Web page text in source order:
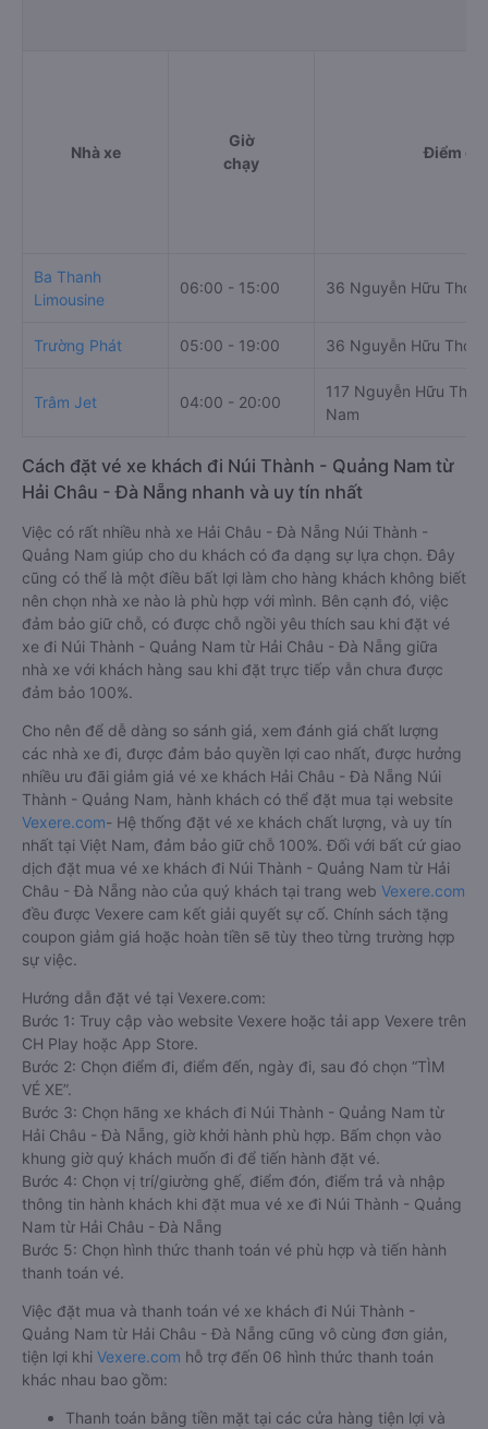
Nhà xe
Giờ
chạy
Điểm đi
Ba Thanh
Limousine
06:00 - 15:00 36 Nguyễn Hữu Thọ
Trường Phát 05:00 - 19:00 36 Nguyễn Hữu Thọ
Trâm Jet 04:00 - 20:00
117 Nguyễn Hữu Thọ,
Nam
Cách đặt vé xe khách đi Núi Thành - Quảng Nam từ
Hải Châu - Đà Nẵng nhanh và uy tín nhất
Việc có rất nhiều nhà xe Hải Châu - Đà Nẵng Núi Thành -
Quảng Nam giúp cho du khách có đa dạng sự lựa chọn. Đây
cũng có thể là một điều bất lợi làm cho hàng khách không biết
nên chọn nhà xe nào là phù hợp với mình. Bên cạnh đó, việc
đảm bảo giữ chỗ, có được chỗ ngồi yêu thích sau khi đặt vé
xe đi Núi Thành - Quảng Nam từ Hải Châu - Đà Nẵng giữa
nhà xe với khách hàng sau khi đặt trực tiếp vẫn chưa được
đảm bảo 100%.
Cho nên để dễ dàng so sánh giá, xem đánh giá chất lượng
các nhà xe đi, được đảm bảo quyền lợi cao nhất, được hưởng
nhiều ưu đãi giảm giá vé xe khách Hải Châu - Đà Nẵng Núi
Thành - Quảng Nam, hành khách có thể đặt mua tại website
Vexere.com- Hệ thống đặt vé xe khách chất lượng, và uy tín
nhất tại Việt Nam, đảm bảo giữ chỗ 100%. Đối với bất cứ giao
dịch đặt mua vé xe khách đi Núi Thành - Quảng Nam từ Hải
Châu - Đà Nẵng nào của quý khách tại trang web Vexere.com
đều được Vexere cam kết giải quyết sự cố. Chính sách tặng
coupon giảm giá hoặc hoàn tiền sẽ tùy theo từng trường hợp
sự việc.
Hướng dẫn đặt vé tại Vexere.com:
Bước 1: Truy cập vào website Vexere hoặc tải app Vexere trên
CH Play hoặc App Store.
Bước 2: Chọn điểm đi, điểm đến, ngày đi, sau đó chọn “TÌM
VÉ XE”.
Bước 3: Chọn hãng xe khách đi Núi Thành - Quảng Nam từ
Hải Châu - Đà Nẵng, giờ khởi hành phù hợp. Bấm chọn vào
khung giờ quý khách muốn đi để tiến hành đặt vé.
Bước 4: Chọn vị trí/giường ghế, điểm đón, điểm trả và nhập
thông tin hành khách khi đặt mua vé xe đi Núi Thành - Quảng
Nam từ Hải Châu - Đà Nẵng
Bước 5: Chọn hình thức thanh toán vé phù hợp và tiến hành
thanh toán vé.
Việc đặt mua và thanh toán vé xe khách đi Núi Thành -
Quảng Nam từ Hải Châu - Đà Nẵng cũng vô cùng đơn giản,
tiện lợi khi Vexere.com hỗ trợ đến 06 hình thức thanh toán
khác nhau bao gồm:
Thanh toán bằng tiền mặt tại các cửa hàng tiện lợi và